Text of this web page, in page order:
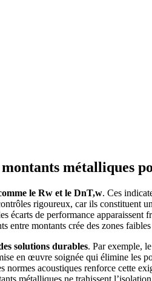
métalliques
le Rw et le DnT,w. Ces
rigoureux, car ils constituent
de performance
entre montants crée des zones
solutions durables. Par exemple,
en œuvre soignée qui élimine les
acoustiques renforce cette
métalliques ne trahissent